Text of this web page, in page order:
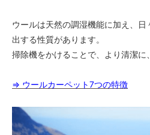
ウールは天然の調湿機能に加え、
出する性質があります。
掃除機をかけることで、より清潔に
⇒ ウールカーペット7つの特徴